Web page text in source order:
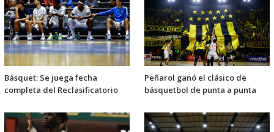
Básquet: Se juega fecha
completa del Reclasificatorio
Peñarol ganó el clásico de
básquetbol de punta a punta